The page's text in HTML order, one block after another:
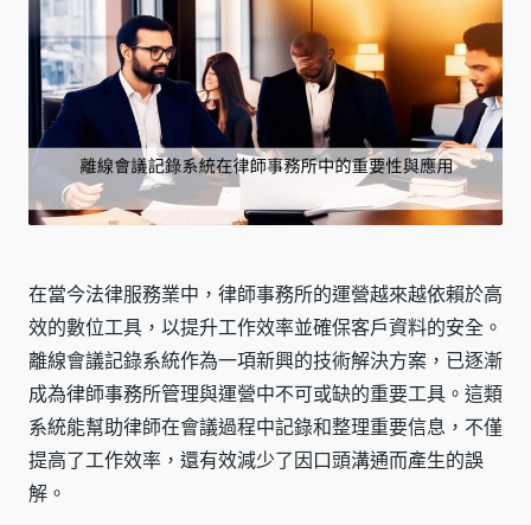
在當今法律服務業中，律師事務所的運營越來越依賴於高
效的數位工具，以提升工作效率並確保客戶資料的安全。
離線會議記錄系統作為一項新興的技術解決方案，已逐漸
成為律師事務所管理與運營中不可或缺的重要工具。這類
系統能幫助律師在會議過程中記錄和整理重要信息，不僅
提高了工作效率，還有效減少了因口頭溝通而產生的誤
解。